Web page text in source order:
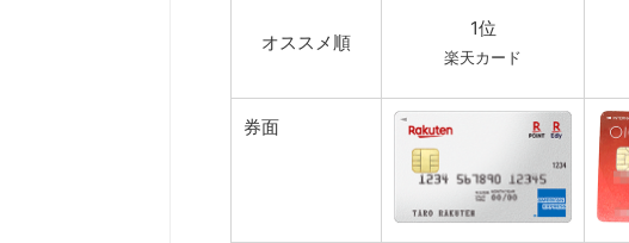
オススメ順
1位
楽天カード
券面